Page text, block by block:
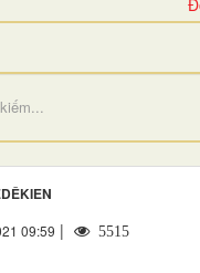
09:59 | 5515